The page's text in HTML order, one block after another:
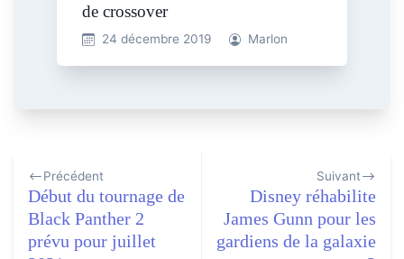
de crossover
24 décembre 2019 Marlon
de
l’article
Précédent
Début du tournage de
Black Panther 2
prévu pour juillet
Suivant
Disney réhabilite
James Gunn pour les
gardiens de la galaxie